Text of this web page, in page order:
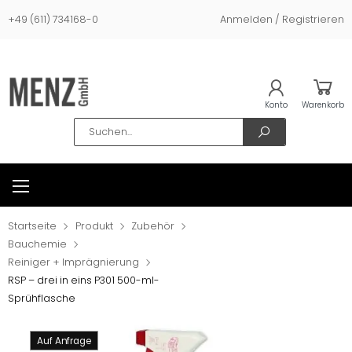
+49 (611) 734168-0 Anmelden / Registrieren
Search
Konto Warenkorb
Startseite Produkt
Zubehör
Bauchemie
Reiniger + Imprägnierung
RSP – drei in eins P301 500-ml-
Sprühflasche
Auf Anfrage